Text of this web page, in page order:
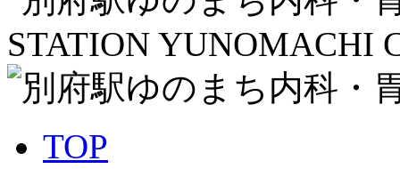
STATION YUNOMACHI
TOP